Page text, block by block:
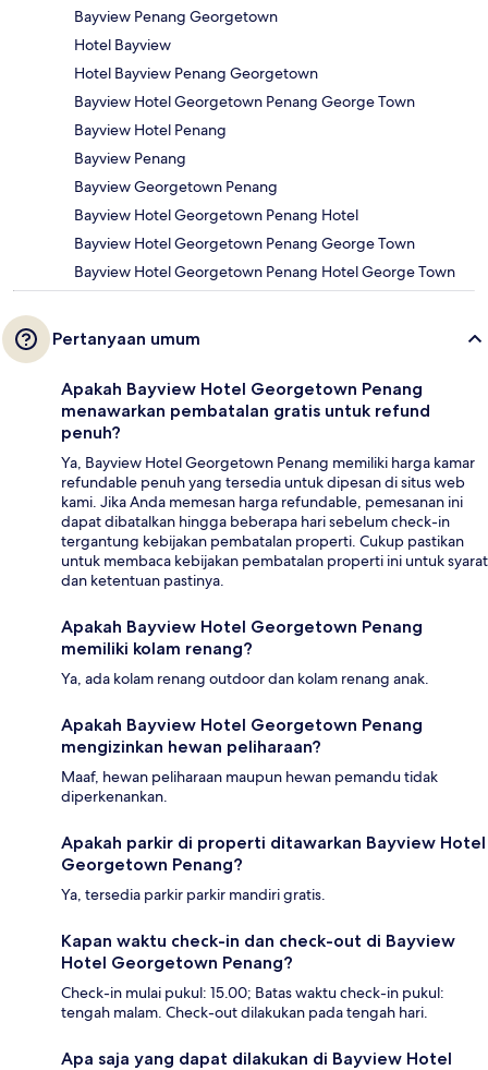
Bayview Penang Georgetown
Hotel Bayview
Hotel Bayview Penang Georgetown
Bayview Hotel Georgetown Penang George Town
Bayview Hotel Penang
Bayview Penang
Bayview Georgetown Penang
Bayview Hotel Georgetown Penang Hotel
Bayview Hotel Georgetown Penang George Town
Bayview Hotel Georgetown Penang Hotel George Town
Pertanyaan umum
Apakah Bayview Hotel Georgetown Penang
menawarkan pembatalan gratis untuk refund
penuh?
Ya, Bayview Hotel Georgetown Penang memiliki harga kamar
refundable penuh yang tersedia untuk dipesan di situs web
kami. Jika Anda memesan harga refundable, pemesanan ini
dapat dibatalkan hingga beberapa hari sebelum check-in
tergantung kebijakan pembatalan properti. Cukup pastikan
untuk membaca kebijakan pembatalan properti ini untuk syarat
dan ketentuan pastinya.
Apakah Bayview Hotel Georgetown Penang
memiliki kolam renang?
Ya, ada kolam renang outdoor dan kolam renang anak.
Apakah Bayview Hotel Georgetown Penang
mengizinkan hewan peliharaan?
Maaf, hewan peliharaan maupun hewan pemandu tidak
diperkenankan.
Apakah parkir di properti ditawarkan Bayview Hotel
Georgetown Penang?
Ya, tersedia parkir parkir mandiri gratis.
Kapan waktu check-in dan check-out di Bayview
Hotel Georgetown Penang?
Check-in mulai pukul: 15.00; Batas waktu check-in pukul:
tengah malam. Check-out dilakukan pada tengah hari.
Apa saja yang dapat dilakukan di Bayview Hotel